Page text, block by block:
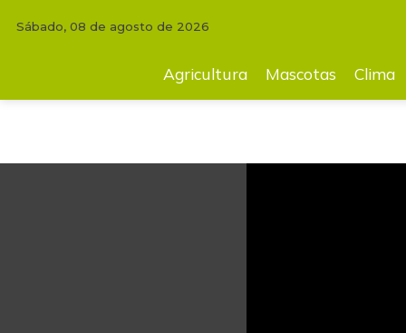
Con cinco razas y más de 700 caprinos se
Sábado, 08 de agosto de 2026
Agricultura Mascotas Clima